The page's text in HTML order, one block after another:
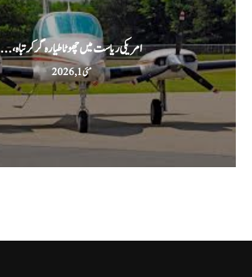
امریکی ریاست میں چھوٹا طیارہ گر کر تباہ،...
مئی 1, 2026